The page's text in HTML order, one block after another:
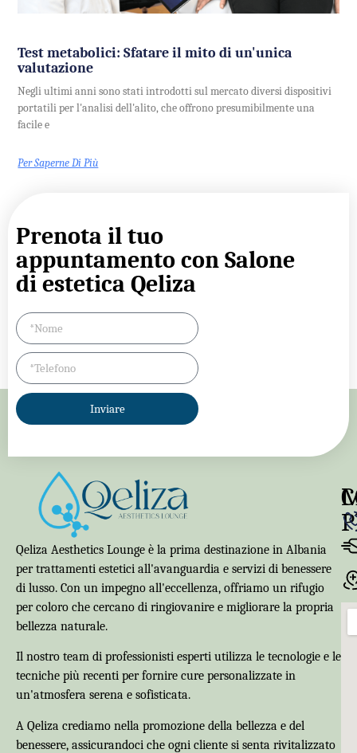
Test metabolici: Sfatare il mito di un'unica
valutazione
Negli ultimi anni sono stati introdotti sul mercato diversi dispositivi
portatili per l'analisi dell'alito, che offrono presumibilmente una
facile e
Per Saperne Di Più
Prenota il tuo
appuntamento con Salone
di estetica Qeliza
Inviare
Qeliza Aesthetics Lounge è la prima destinazione in Albania
per trattamenti estetici all'avanguardia e servizi di benessere
di lusso. Con un impegno all'eccellenza, offriamo un rifugio
per coloro che cercano di ringiovanire e migliorare la propria
bellezza naturale.
Il nostro team di professionisti esperti utilizza le tecnologie e le
tecniche più recenti per fornire cure personalizzate in
un'atmosfera serena e sofisticata.
A Qeliza crediamo nella promozione della bellezza e del
benessere, assicurandoci che ogni cliente si senta rivitalizzato